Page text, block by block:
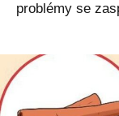
problémy se